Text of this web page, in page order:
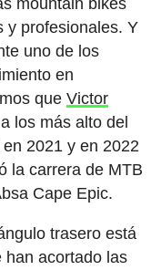
y profesionales. Y
uno de los
en
que Victor
los más alto del
2021 y en 2022
la carrera de MTB
Cape Epic.
trasero está
han acortado las